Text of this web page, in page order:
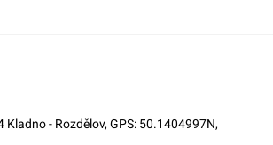
- Rozdělov, GPS: 50.1404997N,